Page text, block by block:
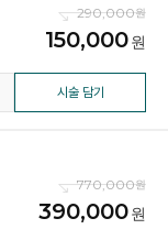
290,000
150,000
시술 담기
770,000
390,000